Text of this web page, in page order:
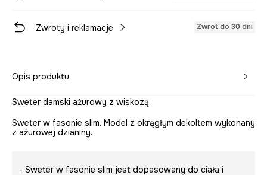
Zwroty i reklamacje Zwrot do 30 dni
Opis produktu
Sweter damski ażurowy z wiskozą
Sweter w fasonie slim. Model z okrągłym dekoltem wykonany
z ażurowej dzianiny.
- Sweter w fasonie slim jest dopasowany do ciała i